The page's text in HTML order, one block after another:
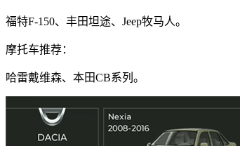
福特F-150、丰田坦途、Jeep牧马人。
摩托车推荐：
哈雷戴维森、本田CB系列。